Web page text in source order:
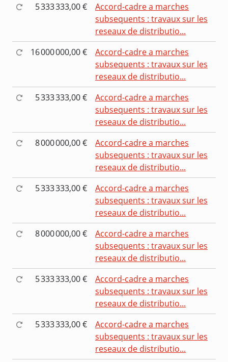
5 333 333,00 €
Accord-cadre a marches
subsequents : travaux sur les
reseaux de distributio...
16 000 000,00 €
Accord-cadre a marches
subsequents : travaux sur les
reseaux de distributio...
5 333 333,00 €
Accord-cadre a marches
subsequents : travaux sur les
reseaux de distributio...
8 000 000,00 €
Accord-cadre a marches
subsequents : travaux sur les
reseaux de distributio...
5 333 333,00 €
Accord-cadre a marches
subsequents : travaux sur les
reseaux de distributio...
8 000 000,00 €
Accord-cadre a marches
subsequents : travaux sur les
reseaux de distributio...
5 333 333,00 €
Accord-cadre a marches
subsequents : travaux sur les
reseaux de distributio...
5 333 333,00 €
Accord-cadre a marches
subsequents : travaux sur les
reseaux de distributio...